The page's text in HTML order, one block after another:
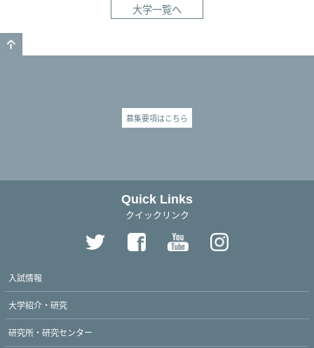
大学一覧へ
募集要項はこちら
Quick Links
クイックリンク
入試情報
大学紹介・研究
研究所・研究センター